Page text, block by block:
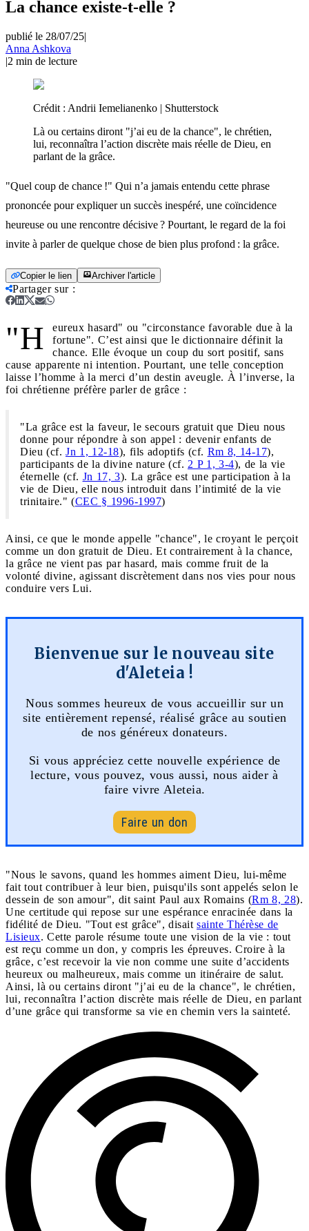
La chance existe-t-elle ?
publié le 28/07/25|
Anna Ashkova
|2 min de lecture
Crédit : Andrii Iemelianenko | Shutterstock
Là ou certains diront "j’ai eu de la chance", le chrétien,
lui, reconnaîtra l’action discrète mais réelle de Dieu, en
parlant de la grâce.
"Quel coup de chance !" Qui n’a jamais entendu cette phrase
prononcée pour expliquer un succès inespéré, une coïncidence
heureuse ou une rencontre décisive ? Pourtant, le regard de la foi
invite à parler de quelque chose de bien plus profond : la grâce.
Copier le lien Archiver l'article
Partager sur:
"H
eureux hasard" ou "circonstance favorable due à la
fortune". C’est ainsi que le dictionnaire définit la
chance. Elle évoque un coup du sort positif, sans
cause apparente ni intention. Pourtant, une telle conception
laisse l’homme à la merci d’un destin aveugle. À l’inverse, la
foi chrétienne préfère parler de grâce :
"La grâce est la faveur, le secours gratuit que Dieu nous
donne pour répondre à son appel : devenir enfants de
Dieu (cf. Jn 1, 12-18), fils adoptifs (cf. Rm 8, 14-17),
participants de la divine nature (cf. 2 P 1, 3-4), de la vie
éternelle (cf. Jn 17, 3). La grâce est une participation à la
vie de Dieu, elle nous introduit dans l’intimité de la vie
trinitaire." (CEC § 1996-1997)
Ainsi, ce que le monde appelle "chance", le croyant le perçoit
comme un don gratuit de Dieu. Et contrairement à la chance,
la grâce ne vient pas par hasard, mais comme fruit de la
volonté divine, agissant discrètement dans nos vies pour nous
conduire vers Lui.
Bienvenue sur le nouveau site
d'Aleteia !
Nous sommes heureux de vous accueillir sur un
site entièrement repensé, réalisé grâce au soutien
de nos généreux donateurs.
Si vous appréciez cette nouvelle expérience de
lecture, vous pouvez, vous aussi, nous aider à
faire vivre Aleteia.
Faire un don
"Nous le savons, quand les hommes aiment Dieu, lui-même
fait tout contribuer à leur bien, puisqu'ils sont appelés selon le
dessein de son amour", dit saint Paul aux Romains (Rm 8, 28).
Une certitude qui repose sur une espérance enracinée dans la
fidélité de Dieu. "Tout est grâce", disait sainte Thérèse de
Lisieux. Cette parole résume toute une vision de la vie : tout
est reçu comme un don, y compris les épreuves. Croire à la
grâce, c’est recevoir la vie non comme une suite d’accidents
heureux ou malheureux, mais comme un itinéraire de salut.
Ainsi, là ou certains diront "j’ai eu de la chance", le chrétien,
lui, reconnaîtra l’action discrète mais réelle de Dieu, en parlant
d’une grâce qui transforme sa vie en chemin vers la sainteté.